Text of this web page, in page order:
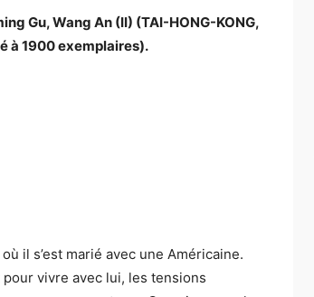
Gu, Wang An (II) (TAI-HONG-KONG,
à 1900 exemplaires).
il s’est marié avec une Américaine.
vivre avec lui, les tensions